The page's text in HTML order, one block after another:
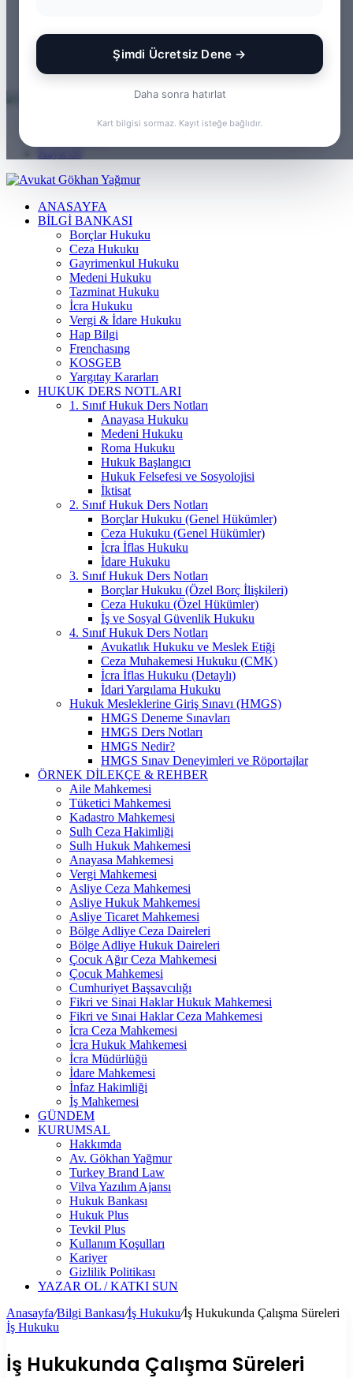
Şimdi Ücretsiz Dene →
Daha sonra hatırlat
Kart bilgisi sormaz. Kayıt isteğe bağlıdır.
Rastgele Makale
ANASAYFA
BILGI BANKASI
Borçlar Hukuku
Ceza Hukuku
Gayrimenkul Hukuku
Medeni Hukuku
Tazminat Hukuku
İcra Hukuku
Vergi & İdare Hukuku
Hap Bilgi
Frenchasıng
KOSGEB
Yargıtay Kararları
HUKUK DERS NOTLARI
1. Sınıf Hukuk Ders Notları
Anayasa Hukuku
Medeni Hukuku
Roma Hukuku
Hukuk Başlangıcı
Hukuk Felsefesi ve Sosyolojisi
İktisat
2. Sınıf Hukuk Ders Notları
Borçlar Hukuku (Genel Hükümler)
Ceza Hukuku (Genel Hükümler)
İcra İflas Hukuku
İdare Hukuku
3. Sınıf Hukuk Ders Notları
Borçlar Hukuku (Özel Borç İlişkileri)
Ceza Hukuku (Özel Hükümler)
İş ve Sosyal Güvenlik Hukuku
4. Sınıf Hukuk Ders Notları
Avukatlık Hukuku ve Meslek Etiği
Ceza Muhakemesi Hukuku (CMK)
İcra İflas Hukuku (Detaylı)
İdari Yargılama Hukuku
Hukuk Mesleklerine Giriş Sınavı (HMGS)
HMGS Deneme Sınavları
HMGS Ders Notları
HMGS Nedir?
HMGS Sınav Deneyimleri ve Röportajlar
ÖRNEK DILEKÇE & REHBER
Aile Mahkemesi
Tüketici Mahkemesi
Kadastro Mahkemesi
Sulh Ceza Hakimliği
Sulh Hukuk Mahkemesi
Anayasa Mahkemesi
Vergi Mahkemesi
Asliye Ceza Mahkemesi
Asliye Hukuk Mahkemesi
Asliye Ticaret Mahkemesi
Bölge Adliye Ceza Daireleri
Bölge Adliye Hukuk Daireleri
Çocuk Ağır Ceza Mahkemesi
Çocuk Mahkemesi
Cumhuriyet Başsavcılığı
Fikri ve Sinai Haklar Hukuk Mahkemesi
Fikri ve Sınai Haklar Ceza Mahkemesi
İcra Ceza Mahkemesi
İcra Hukuk Mahkemesi
İcra Müdürlüğü
İdare Mahkemesi
İnfaz Hakimliği
İş Mahkemesi
GÜNDEM
KURUMSAL
Hakkımda
Av. Gökhan Yağmur
Turkey Brand Law
Vilva Yazılım Ajansı
Hukuk Bankası
Hukuk Plus
Tevkil Plus
Kullanım Koşulları
Kariyer
Gizlilik Politikası
YAZAR OL / KATKI SUN
Anasayfa/Bilgi Bankası/İş Hukuku/İş Hukukunda Çalışma Süreleri
İş Hukuku
İş Hukukunda Çalışma Süreleri